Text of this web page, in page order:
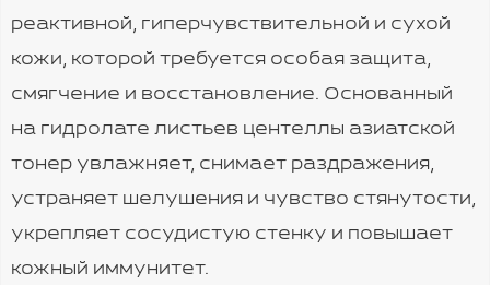
реактивной, гиперчувствительной и сухой
кожи, которой требуется особая защита,
смягчение и восстановление. Основанный
на гидролате листьев центеллы азиатской
тонер увлажняет, снимает раздражения,
устраняет шелушения и чувство стянутости,
укрепляет сосудистую стенку и повышает
кожный иммунитет.